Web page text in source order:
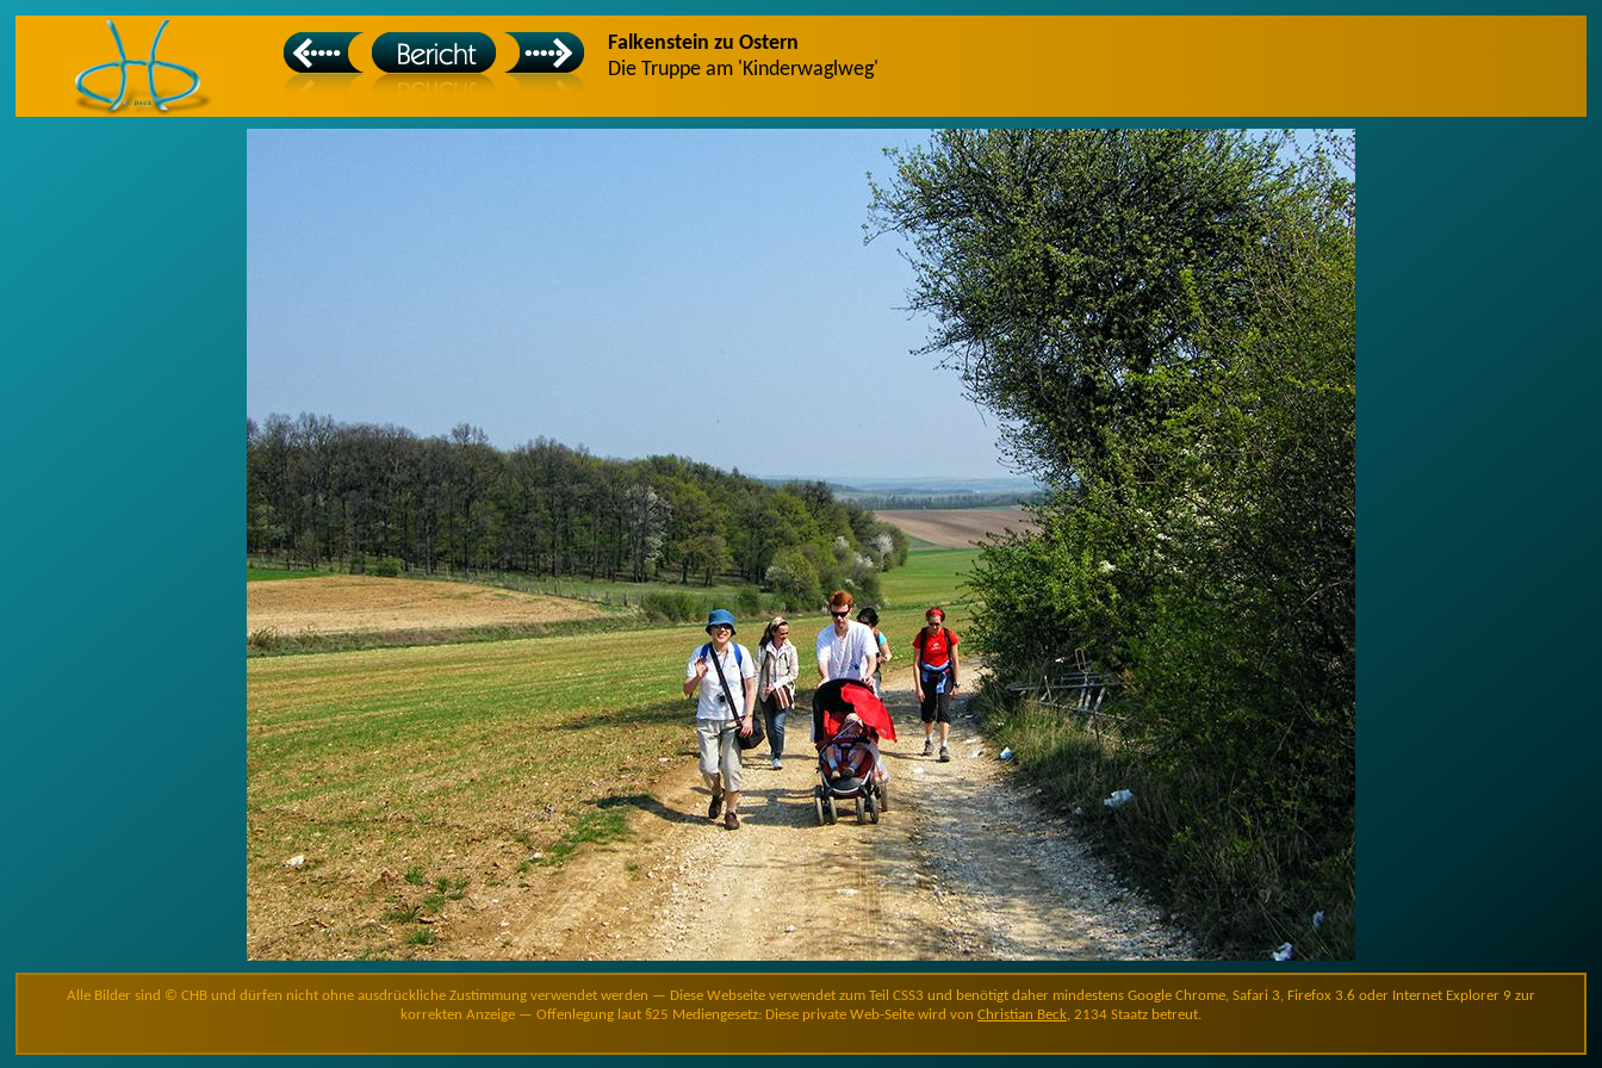
Falkenstein zu Ostern
Die Truppe am 'Kinderwaglweg'
Alle Bilder sind © CHB und dürfen nicht ohne ausdrückliche Zustimmung verwendet werden — Diese Webseite verwendet zum Teil CSS3 und benötigt daher mindestens Google Chrome, Safari 3, Firefox 3.6 oder Internet Explorer 9 zur
korrekten Anzeige — Offenlegung laut §25 Mediengesetz: Diese private Web-Seite wird von Christian Beck, 2134 Staatz betreut.